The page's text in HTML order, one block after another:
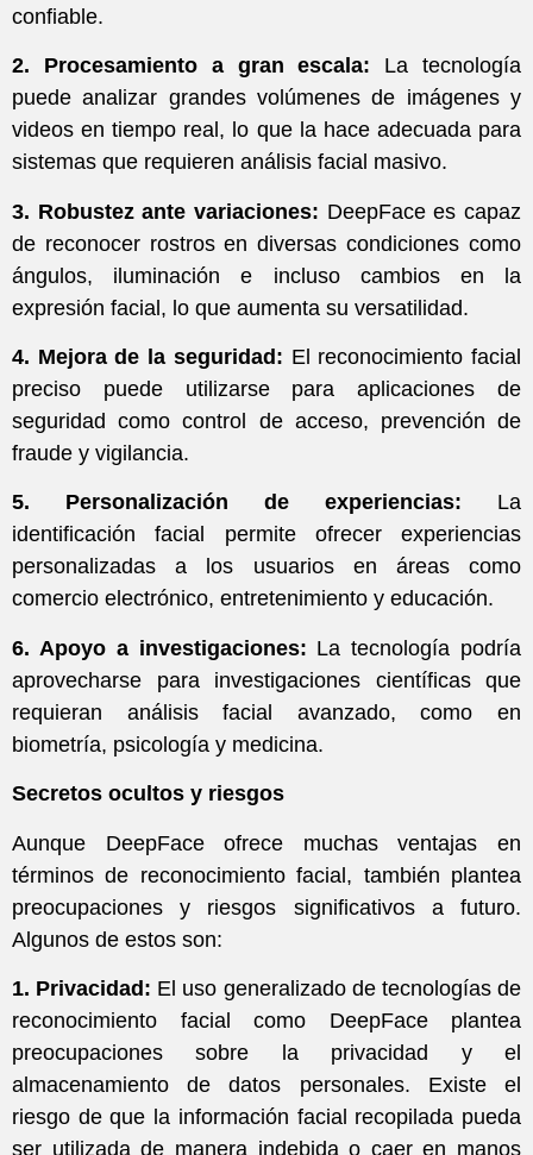
confiable.
2. Procesamiento a gran escala: La tecnología
puede analizar grandes volúmenes de imágenes y
videos en tiempo real, lo que la hace adecuada para
sistemas que requieren análisis facial masivo.
3. Robustez ante variaciones: DeepFace es capaz
de reconocer rostros en diversas condiciones como
ángulos, iluminación e incluso cambios en la
expresión facial, lo que aumenta su versatilidad.
4. Mejora de la seguridad: El reconocimiento facial
preciso puede utilizarse para aplicaciones de
seguridad como control de acceso, prevención de
fraude y vigilancia.
5. Personalización de experiencias: La
identificación facial permite ofrecer experiencias
personalizadas a los usuarios en áreas como
comercio electrónico, entretenimiento y educación.
6. Apoyo a investigaciones: La tecnología podría
aprovecharse para investigaciones científicas que
requieran análisis facial avanzado, como en
biometría, psicología y medicina.
Secretos ocultos y riesgos
Aunque DeepFace ofrece muchas ventajas en
términos de reconocimiento facial, también plantea
preocupaciones y riesgos significativos a futuro.
Algunos de estos son:
1. Privacidad: El uso generalizado de tecnologías de
reconocimiento facial como DeepFace plantea
preocupaciones sobre la privacidad y el
almacenamiento de datos personales. Existe el
riesgo de que la información facial recopilada pueda
ser utilizada de manera indebida o caer en manos